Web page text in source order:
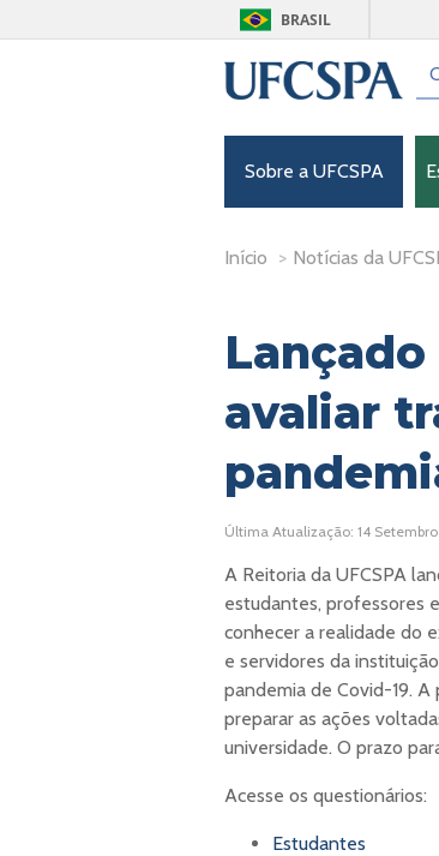
BRASIL
Sobre a UFCSPA
Início > Notícias da
avaliar
Última Atualização: 14
A Reitoria da UFCSPA
estudantes, professores
conhecer a realidade do
e servidores da
pandemia de Covid-19.
preparar as ações
universidade. O prazo
Acesse os questionários:
Estudantes